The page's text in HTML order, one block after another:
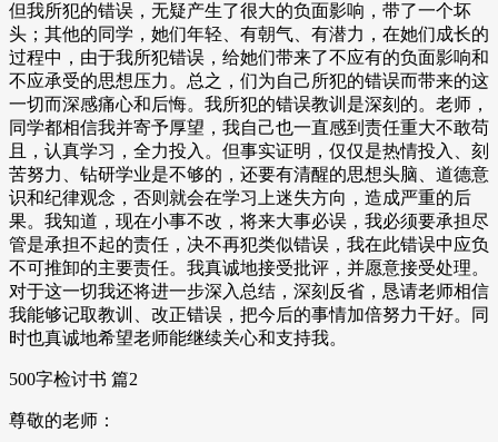
但我所犯的错误，无疑产生了很大的负面影响，带了一个坏
头；其他的同学，她们年轻、有朝气、有潜力，在她们成长的
过程中，由于我所犯错误，给她们带来了不应有的负面影响和
不应承受的思想压力。总之，们为自己所犯的错误而带来的这
一切而深感痛心和后悔。我所犯的错误教训是深刻的。老师，
同学都相信我并寄予厚望，我自己也一直感到责任重大不敢苟
且，认真学习，全力投入。但事实证明，仅仅是热情投入、刻
苦努力、钻研学业是不够的，还要有清醒的思想头脑、道德意
识和纪律观念，否则就会在学习上迷失方向，造成严重的后
果。我知道，现在小事不改，将来大事必误，我必须要承担尽
管是承担不起的责任，决不再犯类似错误，我在此错误中应负
不可推卸的主要责任。我真诚地接受批评，并愿意接受处理。
对于这一切我还将进一步深入总结，深刻反省，恳请老师相信
我能够记取教训、改正错误，把今后的事情加倍努力干好。同
时也真诚地希望老师能继续关心和支持我。
500字检讨书 篇2
尊敬的老师：